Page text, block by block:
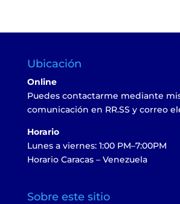
Ubicación
Online
Puedes contactarme mediante
comunicación en RR.SS y correo
Horario
Lunes a viernes: 1:00 PM–7:00PM
Horario Caracas – Venezuela
Sobre este sitio